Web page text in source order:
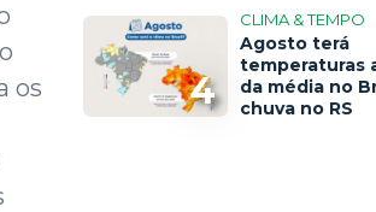
os
4
CLIMA & TEMPO
Agosto terá
temperaturas
da média no
chuva no RS